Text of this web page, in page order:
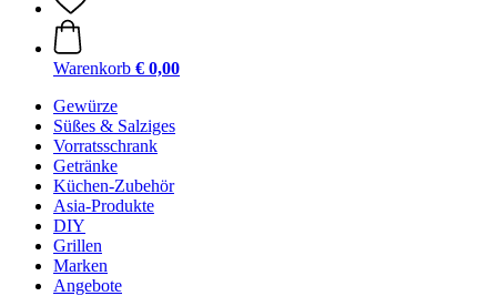
Warenkorb € 0,00
Gewürze
Süßes & Salziges
Vorratsschrank
Getränke
Küchen-Zubehör
Asia-Produkte
DIY
Grillen
Marken
Angebote